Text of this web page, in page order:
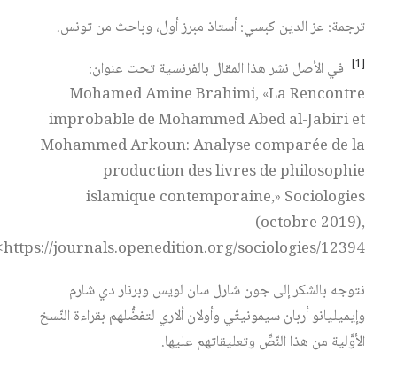
ترجمة: عز الدين كبسي: أستاذ مبرز أول، وباحث من تونس.
[1]
في الأصل نشر هذا المقال بالفرنسية تحت عنوان:
Mohamed Amine Brahimi, «La Rencontre
improbable de Mohammed Abed al-Jabiri et
Mohammed Arkoun: Analyse comparée de la
production des livres de philosophie
islamique contemporaine,» Sociologies
(octobre 2019),
journals.openedition.org/sociologies/12394>.
نتوجه بالشكر إلى جون شارل سان لويس وبرنار دي شارم
وإيميليانو أربان سيمونيتّي وأولان ألاري لتفضُّلهم بقراءة النّسخ
الأوَّلية من هذا النّصِّ وتعليقاتهم عليها.